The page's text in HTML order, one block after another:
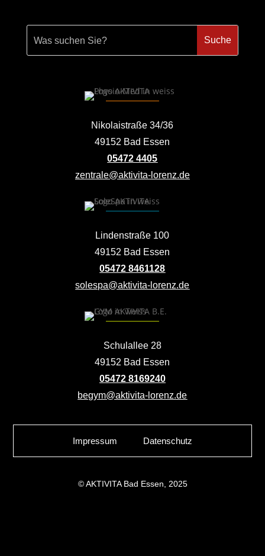
Nikolaistraße 34/36
49152 Bad Essen
05472 4405
zentrale@aktivita-lorenz.de
Lindenstraße 100
49152 Bad Essen
05472 8461128
solespa@aktivita-lorenz.de
Schulallee 28
49152 Bad Essen
05472 8169240
begym@aktivita-lorenz.de
Impressum Datenschutz
© AKTIVITA Bad Essen, 2025